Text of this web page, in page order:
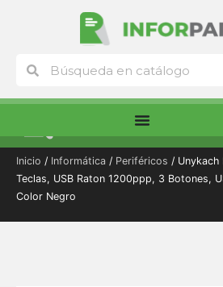
Buscar
Inicio / Informática / Periféricos / Unykach
Teclas, USB Raton 1200ppp, 3 Botones,
Color Negro